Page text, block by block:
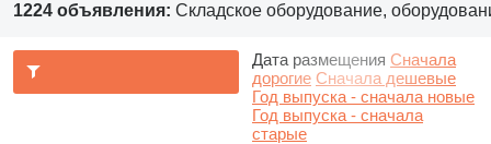
1224 объявления: Складское оборудование,
Дата размещения Сначала
дорогие Сначала дешевые
Год выпуска - сначала новые
Год выпуска - сначала
старые